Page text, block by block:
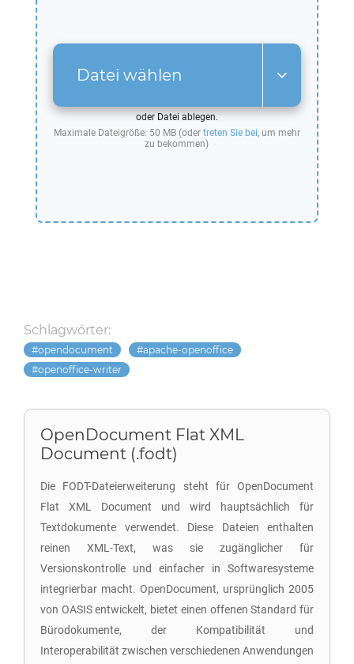
Datei wählen
oder Datei ablegen.
Maximale Dateigröße: 50 MB (oder treten Sie bei, um mehr
zu bekommen)
Schlagwörter:
opendocument
apache-openoffice
openoffice-writer
OpenDocument Flat XML
Document (.fodt)
Die FODT-Dateierweiterung steht für OpenDocument
Flat XML Document und wird hauptsächlich für
Textdokumente verwendet. Diese Dateien enthalten
reinen XML-Text, was sie zugänglicher für
Versionskontrolle und einfacher in Softwaresysteme
integrierbar macht. OpenDocument, ursprünglich 2005
von OASIS entwickelt, bietet einen offenen Standard für
Bürodokumente, der Kompatibilität und
Interoperabilität zwischen verschiedenen Anwendungen